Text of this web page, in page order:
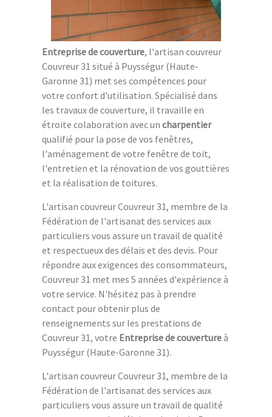
Entreprise de couverture, l'artisan couvreur
Couvreur 31 situé à Puysségur (Haute-
Garonne 31) met ses compétences pour
votre confort d'utilisation. Spécialisé dans
les travaux de couverture, il travaille en
étroite colaboration avec un charpentier
qualifié pour la pose de vos fenêtres,
l'aménagement de votre fenêtre de toit,
l'entretien et la rénovation de vos gouttières
et la réalisation de toitures.
L'artisan couvreur Couvreur 31, membre de la
Fédération de l'artisanat des services aux
particuliers vous assure un travail de qualité
et respectueux des délais et des devis. Pour
répondre aux exigences des consommateurs,
Couvreur 31 met mes 5 années d'expérience à
votre service. N'hésitez pas à prendre
contact pour obtenir plus de
renseignements sur les prestations de
Couvreur 31, votre Entreprise de couvertureà
Puysségur (Haute-Garonne 31).
L'artisan couvreur Couvreur 31, membre de la
Fédération de l'artisanat des services aux
particuliers vous assure un travail de qualité